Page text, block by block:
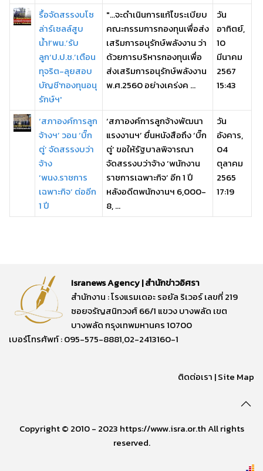
รื้อจัดสรรงบโซ
ล่าร์เซลล์สูบ
น้ำ!‘พน.’รับ
ลูก‘ป.ป.ช.’เตือน
ทุจริต-ลุยสอบ
บัญชี'กองทุนอนุ
รักษ์ฯ'
"...จะดำเนินการแก้ไขระเบียบ
คณะกรรมการกองทุนเพื่อส่ง
เสริมการอนุรักษ์พลังงาน ว่า
ด้วยการบริหารกองทุนเพื่อ
ส่งเสริมการอนุรักษ์พลังงาน
พ.ศ.2560 อย่างเคร่งค ...
วัน
อาทิตย์,
10
มีนาคม
2567
15:43
‘สภาองค์การลูก
จ้างฯ’ วอน ‘บิ๊ก
ตู่’ จัดสรรงบว่า
จ้าง
‘พนง.ราชการ
เฉพาะกิจ’ ต่ออีก
1 ปี
‘สภาองค์การลูกจ้างพัฒนา
แรงงานฯ’ ยื่นหนังสือถึง ‘บิ๊ก
ตู่’ ขอให้รัฐบาลพิจารณา
จัดสรรงบว่าจ้าง ‘พนักงาน
ราชการเฉพาะกิจ’ อีก 1 ปี
หลังอดีตพนักงานฯ 6,000-
8, ...
วัน
อังคาร,
04
ตุลาคม
2565
17:19
Isranews Agency | สำนักข่าวอิศรา
สำนักงาน : โรงแรมเดอะ รอยัล ริเวอร์ เลขที่ 219
ซอยจรัญสนิทวงศ์ 66/1 แขวง บางพลัด เขต
บางพลัด กรุงเทพมหานคร 10700
เบอร์โทรศัพท์ : 095-575-8881,02-2413160-1
ติดต่อเรา |Site Map
Copyright © 2010 - 2023 https://www.isra.or.th All rights
reserved.